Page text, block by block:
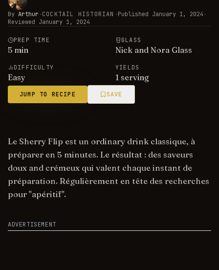
By Arthur ·COCKTAIL HISTORIAN ·Published January 1, 2024 ·
Reviewed January 1, 2024
PREP TIME
5 min
GLASS
Nick and Nora Glass
DIFFICULTY
Easy
YIELDS
1 serving
JUMP TO RECIPE SAVE
Le Sherry Flip est un ordinary drink classique, à
préparer en 5 minutes. Le résultat : des saveurs
doux and crémeux qui valent chaque instant de
préparation. Régulièrement en tête des recherches
pour "apéritif".
ADVERTISEMENT